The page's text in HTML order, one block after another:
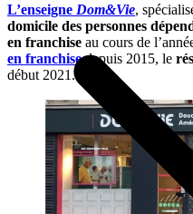
L’enseigne Dom&Vie,
domicile des personnes
en franchise au cours de
en franchisedepuis 2015, le
début 2021.